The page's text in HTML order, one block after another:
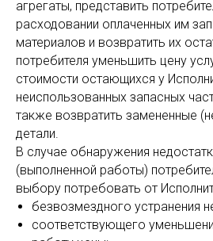
агрегаты, представить
расходовании оплаченных им
материалов и возвратить их
потребителя уменьшить цену
стоимости остающихся у
неиспользованных запасных
также возвратить замененные
детали.
В случае обнаружения
(выполненной работы)
выбору потребовать от
безвозмездного устранения
соответствующего